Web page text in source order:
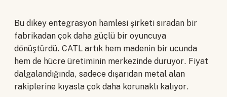
Bu dikey entegrasyon hamlesi şirketi sıradan bir
fabrikadan çok daha güçlü bir oyuncuya
dönüştürdü. CATL artık hem madenin bir ucunda
hem de hücre üretiminin merkezinde duruyor. Fiyat
dalgalandığında, sadece dışarıdan metal alan
rakiplerine kıyasla çok daha korunaklı kalıyor.